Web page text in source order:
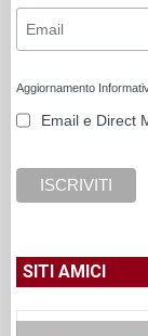
Aggiornamento
Email e Direct
SITI AMICI